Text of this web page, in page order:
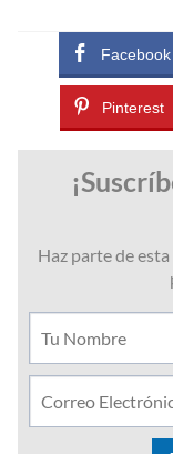
Facebook
Pinterest